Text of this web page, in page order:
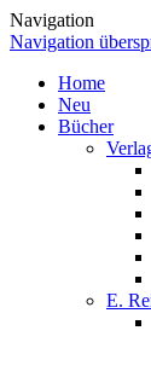
Navigation
Navigation
Home
Neu
Bücher
E.